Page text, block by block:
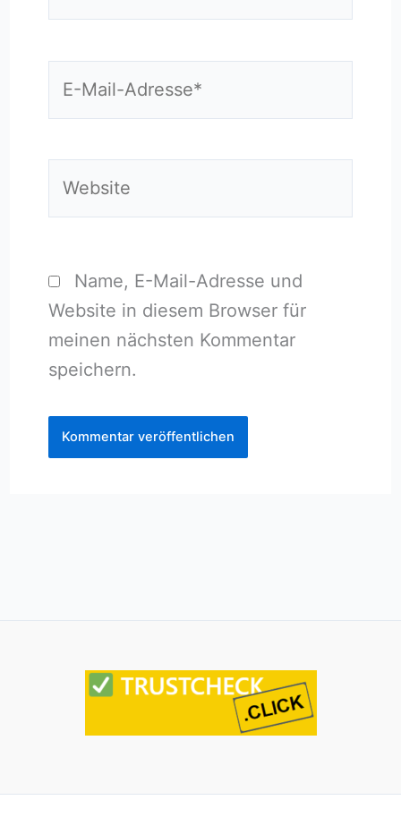
Name, E-Mail-Adresse und
Website in diesem Browser für
meinen nächsten Kommentar
speichern.